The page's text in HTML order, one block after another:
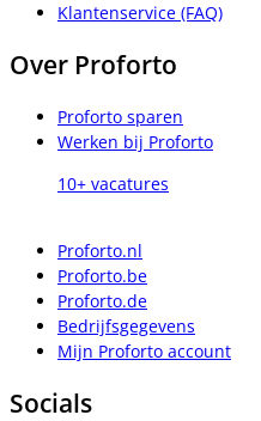
Klantenservice (FAQ)
Over Proforto
Proforto sparen
Werken bij Proforto
10+ vacatures
Proforto.nl
Proforto.be
Proforto.de
Bedrijfsgegevens
Mijn Proforto account
Socials